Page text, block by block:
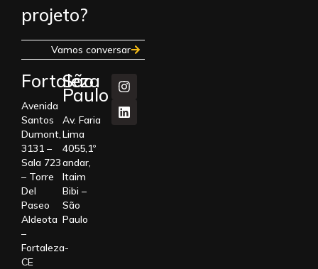
projeto?
Vamos conversar
Fortaleza
Avenida
Santos
Dumont,
3131 –
Sala 723
– Torre
Del
Paseo
Aldeota
–
Fortaleza-
CE
São
Paulo
Av. Faria
Lima
4055,1º
andar,
Itaim
Bibi –
São
Paulo